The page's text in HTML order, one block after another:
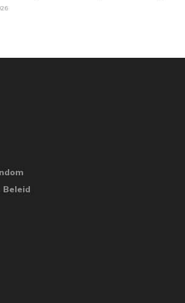
Beleid